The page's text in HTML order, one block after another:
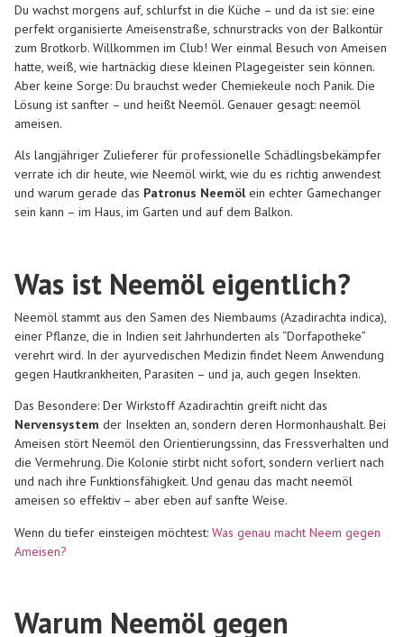
Du wachst morgens auf, schlurfst in die Küche – und da ist sie: eine
perfekt organisierte Ameisenstraße, schnurstracks von der Balkontür
zum Brotkorb. Willkommen im Club! Wer einmal Besuch von Ameisen
hatte, weiß, wie hartnäckig diese kleinen Plagegeister sein können.
Aber keine Sorge: Du brauchst weder Chemiekeule noch Panik. Die
Lösung ist sanfter – und heißt Neemöl. Genauer gesagt: neemöl
ameisen.
Als langjähriger Zulieferer für professionelle Schädlingsbekämpfer
verrate ich dir heute, wie Neemöl wirkt, wie du es richtig anwendest
und warum gerade das Patronus Neemölein echter Gamechanger
sein kann – im Haus, im Garten und auf dem Balkon.
Was ist Neemöl eigentlich?
Neemöl stammt aus den Samen des Niembaums (Azadirachta indica),
einer Pflanze, die in Indien seit Jahrhunderten als “Dorfapotheke”
verehrt wird. In der ayurvedischen Medizin findet Neem Anwendung
gegen Hautkrankheiten, Parasiten – und ja, auch gegen Insekten.
Das Besondere: Der WirkstoffAzadirachtin greift nicht das
Nervensystem der Insekten an, sondern deren Hormonhaushalt. Bei
Ameisen stört Neemöl den Orientierungssinn, das Fressverhalten und
die Vermehrung. Die Kolonie stirbt nicht sofort, sondern verliert nach
und nach ihre Funktionsfähigkeit. Und genau das macht neemöl
ameisen so effektiv – aber eben auf sanfte Weise.
Wenn du tiefer einsteigen möchtest: Was genau macht Neem gegen
Ameisen?
Warum Neemöl gegen